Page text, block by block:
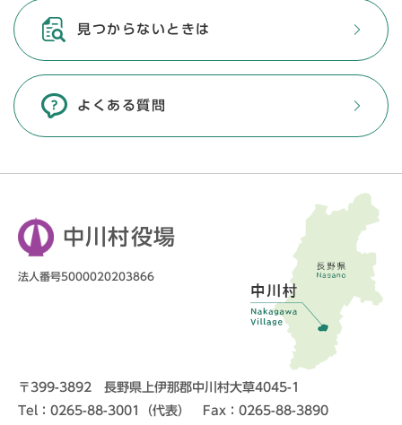
見つからないときは
よくある質問
中川村役場
法人番号5000020203866
〒399-3892 長野県上伊那郡中川村大草4045-1
Tel：0265-88-3001（代表） Fax：0265-88-3890